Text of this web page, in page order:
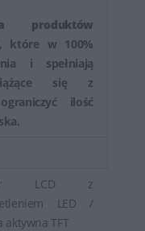
produktów
które w 100%
i spełniają
się z
ilość
LCD z
LED /
aktywna TFT